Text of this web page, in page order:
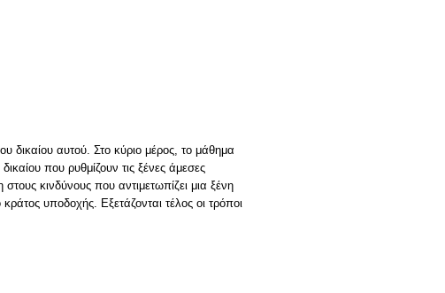
δικαίου αυτού. Στο κύριο μέρος, το μάθημα
που ρυθμίζουν τις ξένες άμεσες
κινδύνους που αντιμετωπίζει μια ξένη
υποδοχής. Εξετάζονται τέλος οι τρόποι